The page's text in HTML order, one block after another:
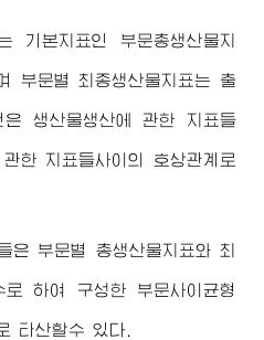
기본지표인 부문총생산물지
부문별 최종생산물지표는 출
은 생산물생산에 관한 지표들
한 지표들사이의 호상관계로
은 부문별 총생산물지표와 최
로 하여 구성한 부문사이균형
타산할수 있다.